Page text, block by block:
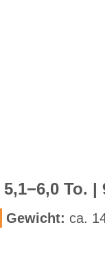
To. |
Ge­wicht: ca.